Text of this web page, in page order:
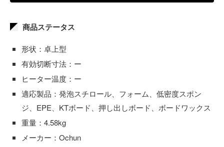
商品ステータス
形状：卓上型
有効切断寸法：ー
ヒーター温度：ー
適応製品：発泡スチロール、フォーム、低密度スポン
ジ、EPE、KTボード、押し出しボード、ボードワックス
重量：4.58kg
メーカー：‎Ochun